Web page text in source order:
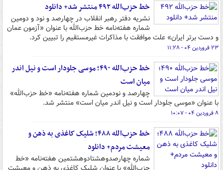
خط حزب‌الله ۴۹۲ منتشر شد+ دانلود
نشریه دفتر رهبر انقلاب در چهارصد و نود و دومین
شماره‌ هفته‌نامه‌ خط حزب‌الله با عنوان «آزمون عمان
و دست برتر ایران» علت موافقت با مذاکرات غیرمستقیم را تبیین کرد.
۲۳ فروردین ۰۴ - ۱۱:۲۸
خط حزب‌الله ۴۹۰؛ موسی جلودار است و نیل اندر
میان است
چهارصد و نودمین شماره‌ هفته‌نامه‌ «خط حزب‌الله»
با عنوان «موسی جلودار است و نیل اندر میان است» منتشر شد.
۸ فروردین ۰۴ - ۱۰:۰۷
خط حزب‌الله ۴۸۸؛ شلیک کاغذی به ذهن و
معیشت مردم+ دانلود
شماره چهارصدوهشتادوهشتمین هفته‌نامه «خط